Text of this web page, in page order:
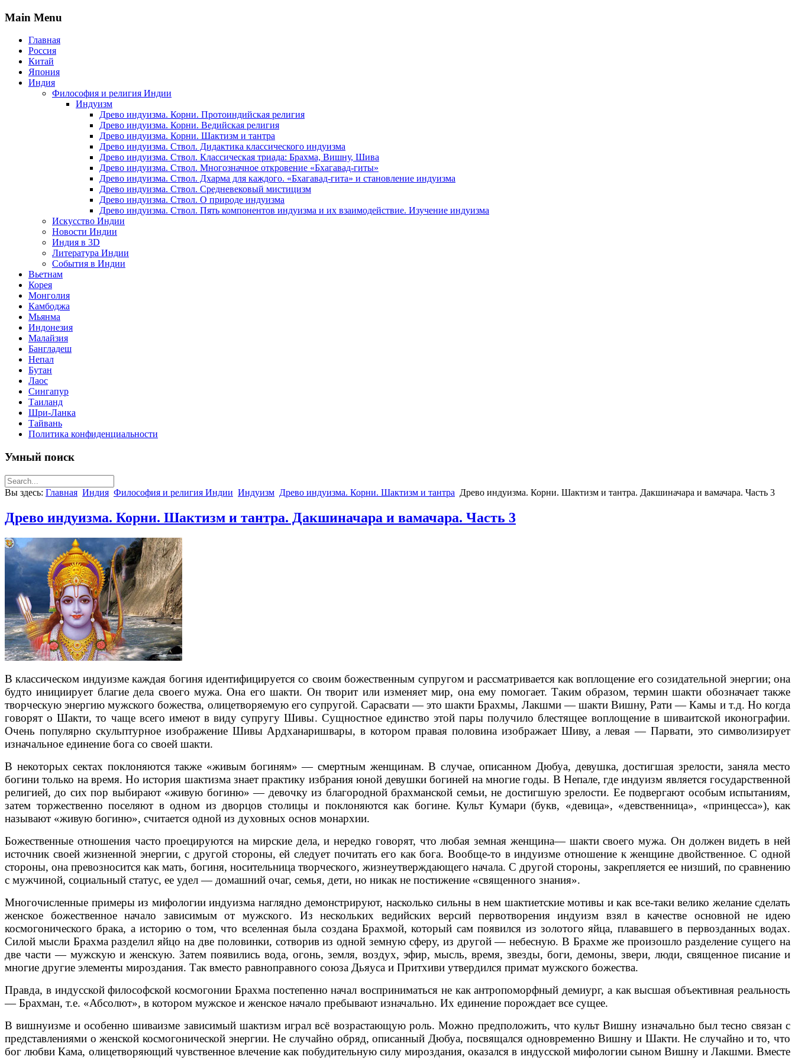
Main Menu
Главная
Россия
Китай
Япония
Индия
Философия и религия Индии
Индуизм
Древо индуизма. Корни. Протоиндийская религия
Древо индуизма. Корни. Ведийская религия
Древо индуизма. Корни. Шактизм и тантра
Древо индуизма. Ствол. Дидактика классического индуизма
Древо индуизма. Ствол. Классическая триада: Брахма, Вишну, Шива
Древо индуизма. Ствол. Многозначное откровение «Бхагавад-гиты»
Древо индуизма. Ствол. Дхарма для каждого. «Бхагавад-гита» и становление индуизма
Древо индуизма. Ствол. Средневековый мистицизм
Древо индуизма. Ствол. О природе индуизма
Древо индуизма. Ствол. Пять компонентов индуизма и их взаимодействие. Изучение индуизма
Искусство Индии
Новости Индии
Индия в 3D
Литература Индии
События в Индии
Вьетнам
Корея
Монголия
Камбоджа
Мьянма
Индонезия
Малайзия
Бангладеш
Непал
Бутан
Лаос
Сингапур
Таиланд
Шри-Ланка
Тайвань
Политика конфиденциальности
Умный поиск
Вы здесь: Главная Индия Философия и религия Индии Индуизм Древо индуизма. Корни. Шактизм и тантра Древо индуизма. Корни. Шактизм и тантра. Дакшиначара и вамачара. Часть 3
Древо индуизма. Корни. Шактизм и тантра. Дакшиначара и вамачара. Часть 3
В классическом индуизме каждая богиня идентифицируется со своим божественным супругом и рассматривается как воплощение его созидательной энергии; она
будто инициирует благие дела своего мужа. Она его шакти. Он творит или изменяет мир, она ему помогает. Таким образом, термин шакти обозначает также
творческую энергию мужского божества, олицетворяемую его супругой. Сарасвати — это шакти Брахмы, Лакшми — шакти Вишну, Рати — Камы и т.д. Но когда
говорят о Шакти, то чаще всего имеют в виду супругу Шивы. Сущностное единство этой пары получило блестящее воплощение в шиваитской иконографии.
Очень популярно скульптурное изображение Шивы Ардханаришвары, в котором правая половина изображает Шиву, а левая — Парвати, это символизирует
изначальное единение бога со своей шакти.
В некоторых сектах поклоняются также «живым богиням» — смертным женщинам. В случае, описанном Дюбуа, девушка, достигшая зрелости, заняла место
богини только на время. Но история шактизма знает практику избрания юной девушки богиней на многие годы. В Непале, где индуизм является государственной
религией, до сих пор выбирают «живую богиню» — девочку из благородной брахманской семьи, не достигшую зрелости. Ее подвергают особым испытаниям,
затем торжественно поселяют в одном из дворцов столицы и поклоняются как богине. Культ Кумари (букв, «девица», «девственница», «принцесса»), как
называют «живую богиню», считается одной из духовных основ монархии.
Божественные отношения часто проецируются на мирские дела, и нередко говорят, что любая земная женщина— шакти своего мужа. Он должен видеть в ней
источник своей жизненной энергии, с другой стороны, ей следует почитать его как бога. Вообще-то в индуизме отношение к женщине двойственное. С одной
стороны, она превозносится как мать, богиня, носительница творческого, жизнеутверждающего начала. С другой стороны, закрепляется ее низший, по сравнению
с мужчиной, социальный статус, ее удел — домашний очаг, семья, дети, но никак не постижение «священного знания».
Многочисленные примеры из мифологии индуизма наглядно демонстрируют, насколько сильны в нем шактиетские мотивы и как все-таки велико желание сделать
женское божественное начало зависимым от мужского. Из нескольких ведийских версий первотворения индуизм взял в качестве основной не идею
космогонического брака, а историю о том, что вселенная была создана Брахмой, который сам появился из золотого яйца, плававшего в первозданных водах.
Силой мысли Брахма разделил яйцо на две половинки, сотворив из одной земную сферу, из другой — небесную. В Брахме же произошло разделение сущего на
две части — мужскую и женскую. Затем появились вода, огонь, земля, воздух, эфир, мысль, время, звезды, боги, демоны, звери, люди, священное писание и
многие другие элементы мироздания. Так вместо равноправного союза Дьяуса и Притхиви утвердился примат мужского божества.
Правда, в индусской философской космогонии Брахма постепенно начал восприниматься не как антропоморфный демиург, а как высшая объективная реальность
— Брахман, т.е. «Абсолют», в котором мужское и женское начало пребывают изначально. Их единение порождает все сущее.
В вишнуизме и особенно шиваизме зависимый шактизм играл всё возрастающую роль. Можно предположить, что культ Вишну изначально был тесно связан с
представлениями о женской космогонической энергии. Не случайно обряд, описанный Дюбуа, посвящался одновременно Вишну и Шакти. Не случайно и то, что
бог любви Кама, олицетворяющий чувственное влечение как побудительную силу мироздания, оказался в индусской мифологии сыном Вишну и Лакшми. Вместе